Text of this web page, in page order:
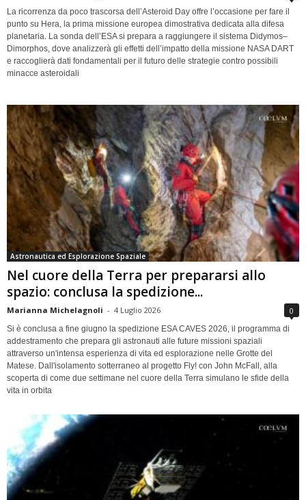
La ricorrenza da poco trascorsa dell’Asteroid Day offre l’occasione per fare il
punto su Hera, la prima missione europea dimostrativa dedicata alla difesa
planetaria. La sonda dell’ESA si prepara a raggiungere il sistema Didymos–
Dimorphos, dove analizzerà gli effetti dell’impatto della missione NASA DART
e raccoglierà dati fondamentali per il futuro delle strategie contro possibili
minacce asteroidali
Astronautica ed Esplorazione Spaziale
Nel cuore della Terra per prepararsi allo
spazio: conclusa la spedizione...
Marianna Michelagnoli - 4 Luglio 2026 0
Si è conclusa a fine giugno la spedizione ESA CAVES 2026, il programma di
addestramento che prepara gli astronauti alle future missioni spaziali
attraverso un'intensa esperienza di vita ed esplorazione nelle Grotte del
Matese. Dall'isolamento sotterraneo al progetto Fly! con John McFall, alla
scoperta di come due settimane nel cuore della Terra simulano le sfide della
vita in orbita